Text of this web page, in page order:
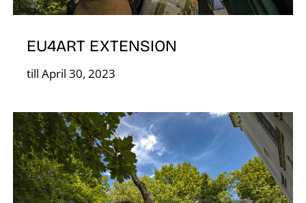
EU4ART EXTENSION
till April 30, 2023